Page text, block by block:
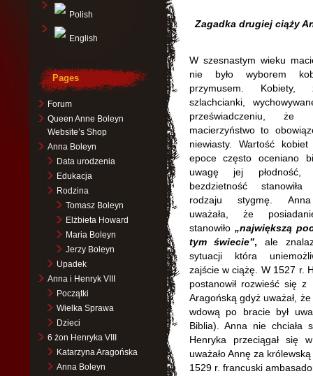
Zagadka drugiej ciąży
W szesnastym wieku
nie było wyborem
przymusem. Kobiety,
szlachcianki,
przeświadczeniu,
macierzyństwo to
niewiasty. Wartość
epoce często oceniano
uwagę jej
bezdzietność stanowiła
rodzaju stygmę.
uważała, że
stanowiło „największą
tym świecie”, ale
sytuacji która
zajście w ciążę. W 1527 r.
postanowił rozwieść się z
Aragońską gdyż uważał,
wdową po bracie był
Biblia). Anna nie chciała
Henryka przeciągał się
uważało Annę za
1529 r. francuski
Polish
English
Pages
Forum
Queen Anne Boleyn
Website’s Shop
Anna Boleyn
Data urodzenia
Edukacja
Rodzina
Tomasz Boleyn
Elżbieta Howard
Maria Boleyn
Jerzy Boleyn
Upadek
Anna i Henryk VIII
Początki
Wielka Sprawa
Dzieci
6 żon Henryka VIII
Katarzyna Aragońska
Anna Boleyn